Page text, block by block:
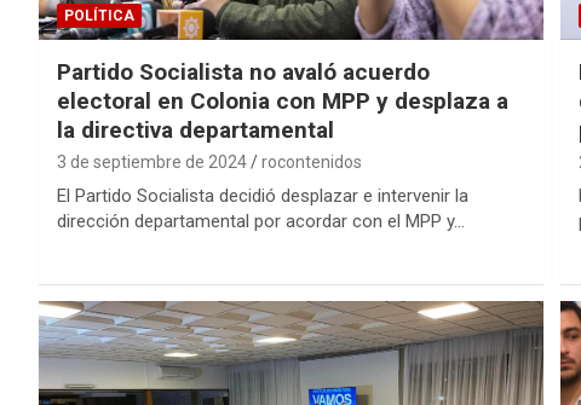
POLÍTICA
Partido Socialista no avaló acuerdo
electoral en Colonia con MPP y desplaza a
la directiva departamental
3 de septiembre de 2024 rocontenidos
El Partido Socialista decidió desplazar e intervenir la
dirección departamental por acordar con el MPP y…